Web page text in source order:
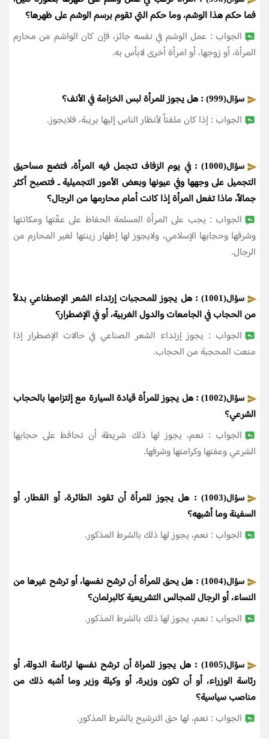
فما حكم هذا الوشم، وما حكم التي تقوم برسم الوشم على ظهرها؟
الجواب : عمل الوشم في نفسه جائز، فإن كان الواشم من محارم
المرأة، أو زوجها، أو امرأة أخرى لابأس به.
سؤال(999)
: هل يجوز للمرأة لبس الخزامة في الأنف؟
الجواب : إذا كان ملفتاً لأنظار الناس إليها بريبة، فلايجوز.
سؤال(1000)
: في يوم الزفاف تتجمل فيه المرأة، فتضع مساحيق
التجميل على وجهها وفي عيونها وبعض الأمور التجميلية ـ فتصبح أكثر
جمالاً، ماذا تفعل المرأة إذا كانت أمام محارمها من الرجال؟
الجواب : يجب على المرأة المسلمة الحفاظ على عفّتها ومكانتها
وشرفها وحجابها الإسلامي، ولايجوز لها إظهار زينتها لغير المحارم من
الرجال.
سؤال(1001)
: هل يجوز للمحجبات إرتداء الشعر الإصطناعي بدلاً
من الحجاب في الجامعات والدول الغربية، أو في الإضطرار؟
الجواب : يجوز إرتداء الشعر الصناعي في حالات الإضطرار إذا
منعت المحجبة من الحجاب.
سؤال(1002)
: هل يجوز للمرأة قيادة السيارة مع إلتزامها بالحجاب
الشرعي؟
الجواب : نعم، يجوز لها ذلك شريطة أن تحافظ على حجابها
الشرعي وعفتها وكرامتها وشرفها.
سؤال(1003)
: هل يجوز للمرأة أن تقود الطائرة، أو القطار، أو
السفينة وما أشبهه؟
الجواب : نعم، يجوز لها ذلك بالشرط المذكور.
سؤال(1004)
: هل يحق للمرأة أن ترشح نفسها، أو ترشح غيرها من
النساء، أو الرجال للمجالس التشريعية كالبرلمان؟
الجواب : نعم، يجوز لها ذلك بالشرط المذكور.
سؤال(1005)
: هل يجوز للمراة أن ترشح نفسها لرئاسة الدولة، أو
رئاسة الوزراء، أو أن تكون وزيرة، أو وكيلة وزير وما أشبه ذلك من
مناصب سياسية؟
الجواب : نعم، لها حق الترشيح بالشرط المذكور.